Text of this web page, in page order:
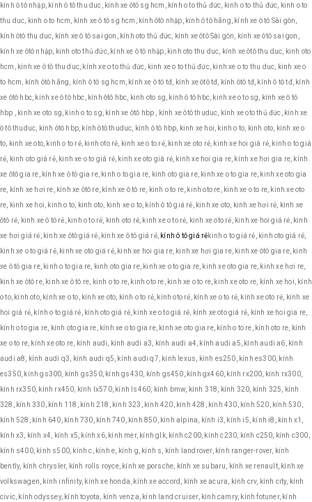
kính ô tô nhập, kính ô tô thu duc, kính xe ôtô sg hcm, kính o to thủ đức, kinh o to thủ đức, kinh o to
thu duc, kinh o to hcm, kính xe ô tô sg hcm, kính ôtô nhập, kính ô tô hãng, kính xe ô tô Sài gòn,
kính ôtô thu duc, kính xe ô tô sai gon, kính oto thủ đức, kính xe ôtô Sài gòn, kính xe ôtô sai gon,
kính xe ôtô nhập, kinh oto thủ đức, kính xe ô tô nhập, kinh oto thu duc, kính xe ôtô thu duc, kinh oto
hcm, kính xe ô tô thu duc, kính xe o to thủ đức, kinh xe o to thủ đức, kinh xe o to thu duc, kinh xe o
to hcm, kính ôtô hãng, kính ô tô sg hcm, kính xe ô tô tđ, kính xe ôtô tđ, kính ôtô tđ, kính ô tô tđ, kính
xe ôtô hbc, kính xe ô tô hbc, kính ôtô hbc, kinh oto sg, kính ô tô hbc, kinh xe o to sg, kính xe ô tô
hbp , kinh xe oto sg, kinh o to sg, kính xe ôtô hbp , kính xe ôtô thuduc, kính xe oto thủ đức, kính xe
ô tô thuduc, kính ôtô hbp, kính ôtô thuduc, kính ô tô hbp, kinh xe hoi, kinh o to, kinh oto, kinh xe o
to, kinh xe oto, kinh o to rẻ, kinh oto rẻ, kinh xe o to rẻ, kinh xe oto rẻ, kinh xe hoi giá rẻ, kinh o to giá
rẻ, kinh oto giá rẻ, kinh xe o to giá rẻ, kinh xe oto giá rẻ, kinh xe hoi gia re, kính xe hơi gia re, kính
xe ôtô gia re, kính xe ô tô gia re, kinh o to gia re, kinh oto gia re, kinh xe o to gia re, kinh xe oto gia
re, kính xe hơi re, kính xe ôtô re, kính xe ô tô re, kinh o to re, kinh oto re, kinh xe o to re, kinh xe oto
re, kinh xe hoi, kinh o to, kinh oto, kinh xe o to, kính ô tô giá rẻ, kinh xe oto, kinh xe hơi rẻ, kinh xe
ôtô rẻ, kinh xe ô tô rẻ, kinh o to rẻ, kinh oto rẻ, kinh xe o to rẻ, kinh xe oto rẻ, kinh xe hoi giá rẻ, kinh
xe hơi giá rẻ, kinh xe ôtô giá rẻ, kinh xe ô tô giá rẻ, kính ô tô giá rẻkinh o to giá rẻ, kinh oto giá rẻ,
kinh xe o to giá rẻ, kinh xe oto giá rẻ, kinh xe hoi gia re, kinh xe hơi gia re, kinh xe ôtô gia re, kinh
xe ô tô gia re, kinh o to gia re, kinh oto gia re, kinh xe o to gia re, kinh xe oto gia re, kinh xe hơi re,
kinh xe ôtô re, kinh xe ô tô re, kinh o to re, kinh oto re, kinh xe o to re, kinh xe oto re, kính xe hoi, kính
o to, kính oto, kính xe o to, kính xe oto, kính o to rẻ, kính oto rẻ, kính xe o to rẻ, kính xe oto rẻ, kính xe
hoi giá rẻ, kính o to giá rẻ, kính oto giá rẻ, kính xe o to giá rẻ, kính xe oto giá rẻ, kính xe hoi gia re,
kính o to gia re, kính oto gia re, kính xe o to gia re, kính xe oto gia re, kính o to re, kính oto re, kính
xe o to re, kính xe oto re, kính audi, kính audi a3, kính audi a4, kính audi a5, kính audi a6, kính
audi a8, kính audi q3, kính audi q5, kính audi q7, kính lexus, kính es250, kính es300, kính
es350, kính gs300, kính gs350, kính gs430, kính gs450, kính gx460, kính rx200, kính rx300,
kính rx350, kính rx450, kính lx570, kính ls460, kính bmw, kính 318, kính 320, kính 325, kính
328, kính 330, kính 118, kính 218, kính 323, kính 420, kính 428, kính 430, kính 520, kính 530,
kính 528, kính 640, kính 730, kính 740, kính 850, kính alpina, kính i3, kính i5, kính i8, kính x1,
kính x3, kính x4, kính x5, kính x6, kính mer, kính glk, kính c200, kính c230, kính c250, kính c300,
kính s400, kính s500, kính c, kính e, kính g, kính s, kính landrover, kính ranger-rover, kính
bently, kính chrysler, kính rolls royce, kính xe porsche, kính xe subaru, kính xe renault, kính xe
volkswagen, kính infinity, kính xe honda, kính xe accord, kính xe acura, kính crv, kính city, kính
civic, kính odyssey, kính toyota, kính venza, kính land cruiser, kính camry, kính fotuner, kính